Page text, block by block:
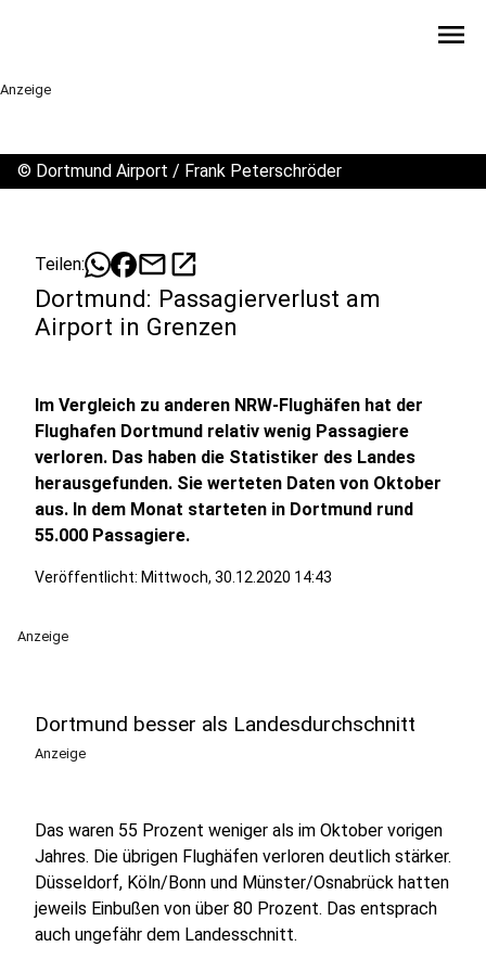
menu
Anzeige
© Dortmund Airport / Frank Peterschröder
Teilen: mailopen_in_new
Dortmund: Passagierverlust am
Airport in Grenzen
Im Vergleich zu anderen NRW-Flughäfen hat der
Flughafen Dortmund relativ wenig Passagiere
verloren. Das haben die Statistiker des Landes
herausgefunden. Sie werteten Daten von Oktober
aus. In dem Monat starteten in Dortmund rund
55.000 Passagiere.
Veröffentlicht: Mittwoch, 30.12.2020 14:43
Anzeige
Dortmund besser als Landesdurchschnitt
Anzeige
Das waren 55 Prozent weniger als im Oktober vorigen
Jahres. Die übrigen Flughäfen verloren deutlich stärker.
Düsseldorf, Köln/Bonn und Münster/Osnabrück hatten
jeweils Einbußen von über 80 Prozent. Das entsprach
auch ungefähr dem Landesschnitt.